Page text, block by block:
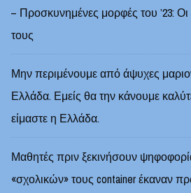
– Προσκυνημένες μορφές του ’23:
τους
Μην περιμένουμε από άψυχες
Ελλάδα. Εμείς θα την κάνουμε
είμαστε η Ελλάδα.
Μαθητές πριν ξεκινήσουν
«σχολικών» τους container έκαναν